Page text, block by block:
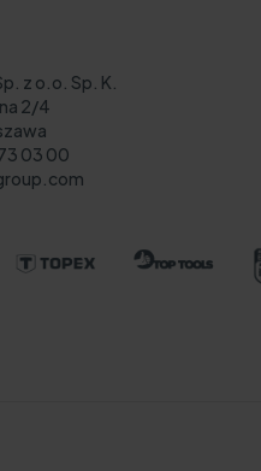
z o.o. Sp. K.
2/4
03 00